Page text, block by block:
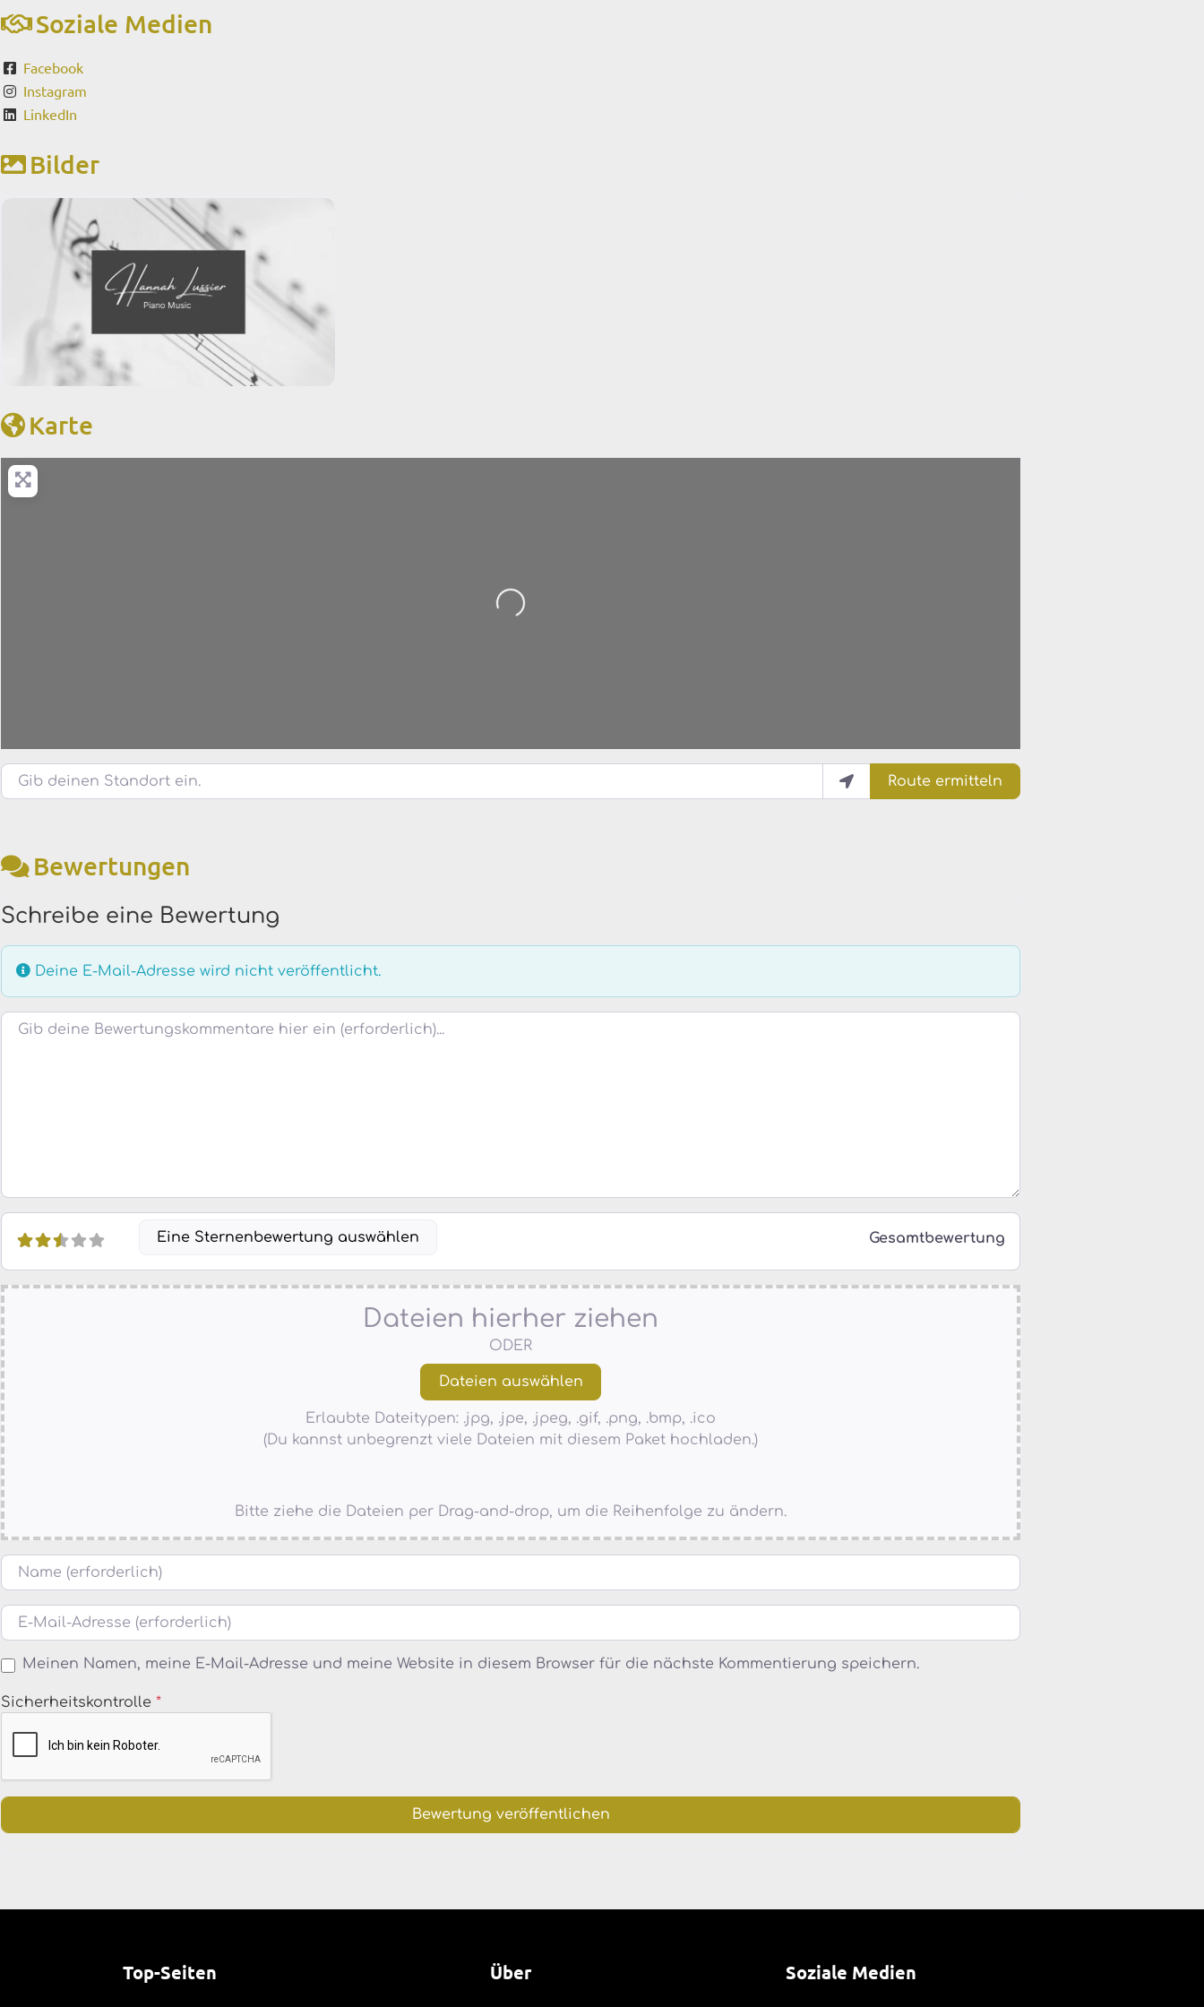
Soziale Medien
Facebook
Instagram
LinkedIn
Bilder
Karte
Gib deinen Standort ein.
Route ermitteln
Bewertungen
Schreibe eine Bewertung
Deine E-Mail-Adresse wird nicht veröffentlicht.
Bewertungstext
Eine Sternenbewertung auswählen Gesamtbewertung
Dateien hierher ziehen
ODER
Erlaubte Dateitypen: .jpg, .jpe, .jpeg, .gif, .png, .bmp, .ico
(Du kannst unbegrenzt viele Dateien mit diesem Paket hochladen.)
Bitte ziehe die Dateien per Drag-and-drop, um die Reihenfolge zu ändern.
Name
E-Mail
Meinen Namen, meine E-Mail-Adresse und meine Website in diesem Browser für die nächste Kommentierung speichern.
Sicherheitskontrolle *
Top-Seiten Über Soziale Medien